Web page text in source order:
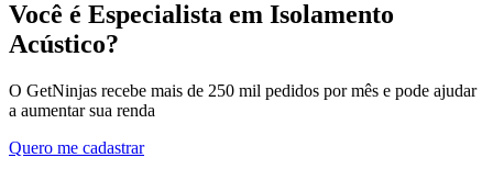
Você é Especialista em Isolamento
Acústico?
O GetNinjas recebe mais de 250 mil pedidos por mês e pode ajudar
a aumentar sua renda
Quero me cadastrar